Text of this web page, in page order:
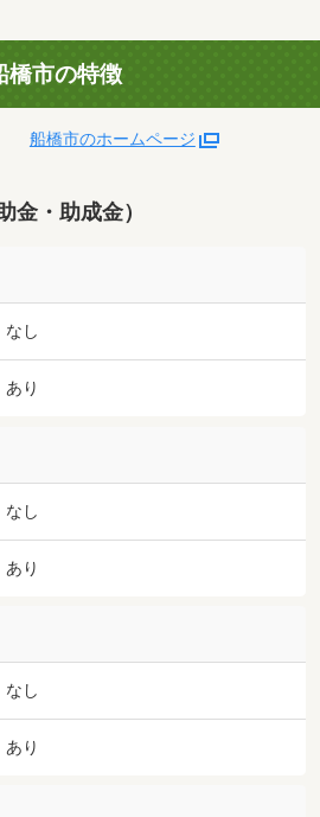
橋市の特徴
船橋市のホームページ
金・助成金）
なし
あり
なし
あり
なし
あり